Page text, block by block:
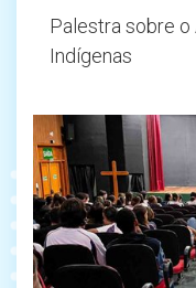
Palestra sobre
Indígenas